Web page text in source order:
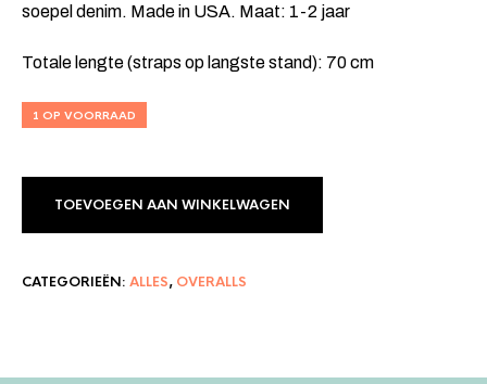
soepel denim. Made in USA. Maat: 1-2 jaar
Totale lengte (straps op langste stand): 70 cm
1 OP VOORRAAD
TOEVOEGEN AAN WINKELWAGEN
CATEGORIEËN: ALLES, OVERALLS